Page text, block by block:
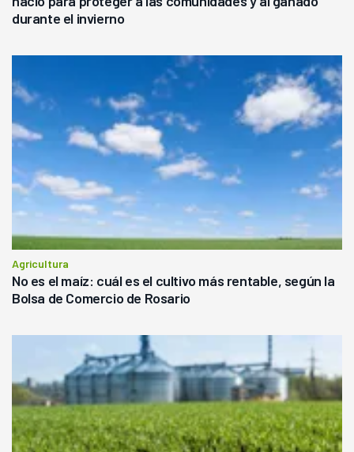
durante el invierno
Agricultura
No es el maíz: cuál es el cultivo más rentable, según la
Bolsa de Comercio de Rosario